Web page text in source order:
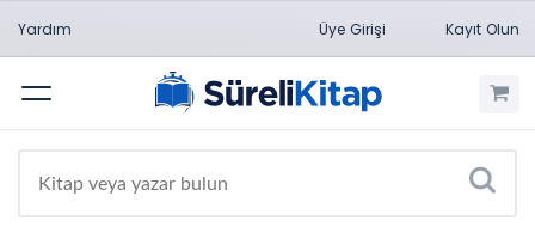
Yardım Üye Girişi Kayıt Olun
Menü